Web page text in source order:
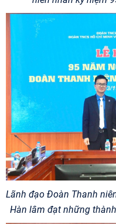
Lãnh đạo Đoàn Thanh
Hàn lâm đạt những